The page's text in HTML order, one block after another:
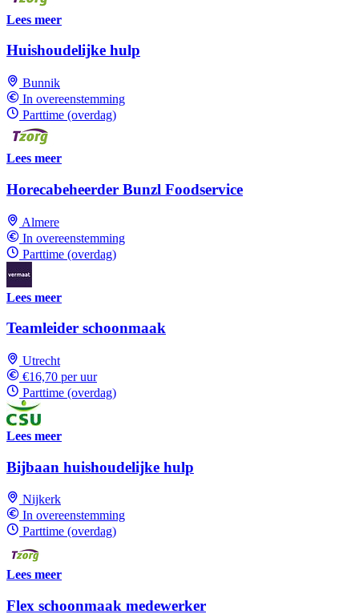
Lees meer
Huishoudelijke hulp
Bunnik
In overeenstemming
Parttime (overdag)
Lees meer
Horecabeheerder Bunzl Foodservice
Almere
In overeenstemming
Parttime (overdag)
Lees meer
Teamleider schoonmaak
Utrecht
€16,70 per uur
Parttime (overdag)
Lees meer
Bijbaan huishoudelijke hulp
Nijkerk
In overeenstemming
Parttime (overdag)
Lees meer
Flex schoonmaak medewerker